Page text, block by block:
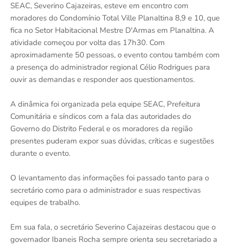
SEAC, Severino Cajazeiras, esteve em encontro com
moradores do Condomínio Total Ville Planaltina 8,9 e 10, que
fica no Setor Habitacional Mestre D'Armas em Planaltina. A
atividade começou por volta das 17h30. Com
aproximadamente 50 pessoas, o evento contou também com
a presença do administrador regional Célio Rodrigues para
ouvir as demandas e responder aos questionamentos.
A dinâmica foi organizada pela equipe SEAC, Prefeitura
Comunitária e síndicos com a fala das autoridades do
Governo do Distrito Federal e os moradores da região
presentes puderam expor suas dúvidas, críticas e sugestões
durante o evento.
O levantamento das informações foi passado tanto para o
secretário como para o administrador e suas respectivas
equipes de trabalho.
Em sua fala, o secretário Severino Cajazeiras destacou que o
governador Ibaneis Rocha sempre orienta seu secretariado a